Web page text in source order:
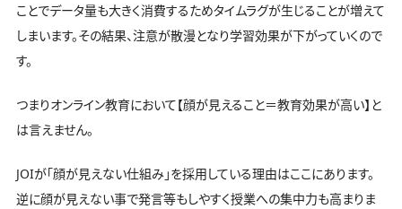
ことでデータ量も大きく消費するためタイムラグが生じることが増えて
しまいます。その結果、注意が散漫となり学習効果が下がっていくので
す。
つまりオンライン教育において【顔が見えること＝教育効果が高い】と
は言えません。
JOIが「顔が見えない仕組み」を採用している理由はここにあります。
逆に顔が見えない事で発言等もしやすく授業への集中力も高まりま